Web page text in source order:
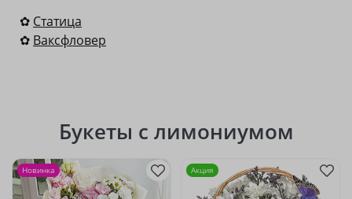
✿ Статица
✿ Ваксфловер
Букеты с лимониумом
Новинка Акция